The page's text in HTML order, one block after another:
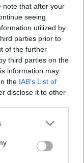
note that after your
seeing
utilized by
parties prior to
of the further
third parties on the
information may
the IAB’s List of
disclose it to other